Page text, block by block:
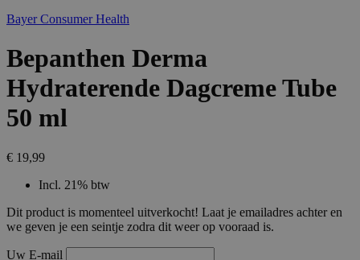
Bayer Consumer Health
Bepanthen Derma
Hydraterende Dagcreme Tube
50 ml
€ 19,99
Incl. 21% btw
Dit product is momenteel uitverkocht! Laat je emailadres achter en
we geven je een seintje zodra dit weer op vooraad is.
Uw E-mail